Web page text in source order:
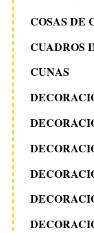
COSAS DE
CUADROS
CUNAS